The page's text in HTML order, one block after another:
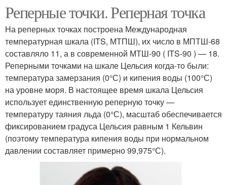
Реперные точки. Реперная точка
На реперных точках построена Международная
температурная шкала (ITS, МТПШ), их число в МПТШ-68
составляло 11, а в современной МТШ-90 ( ITS-90 ) — 18.
Реперными точками на шкале Цельсия когда-то были:
температура замерзания (0°С) и кипения воды (100°С)
на уровне моря. В настоящее время шкала Цельсия
использует единственную реперную точку —
температуру таяния льда (0°С), масштаб обеспечивается
фиксированием градуса Цельсия равным 1 Кельвин
(поэтому температура кипения воды при нормальном
давлении составляет примерно 99,975°С).